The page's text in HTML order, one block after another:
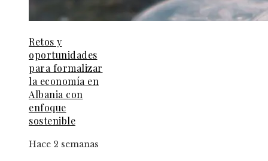
Retos y
oportunidades
para formalizar
la economía en
Albania con
enfoque
sostenible
Hace 2 semanas